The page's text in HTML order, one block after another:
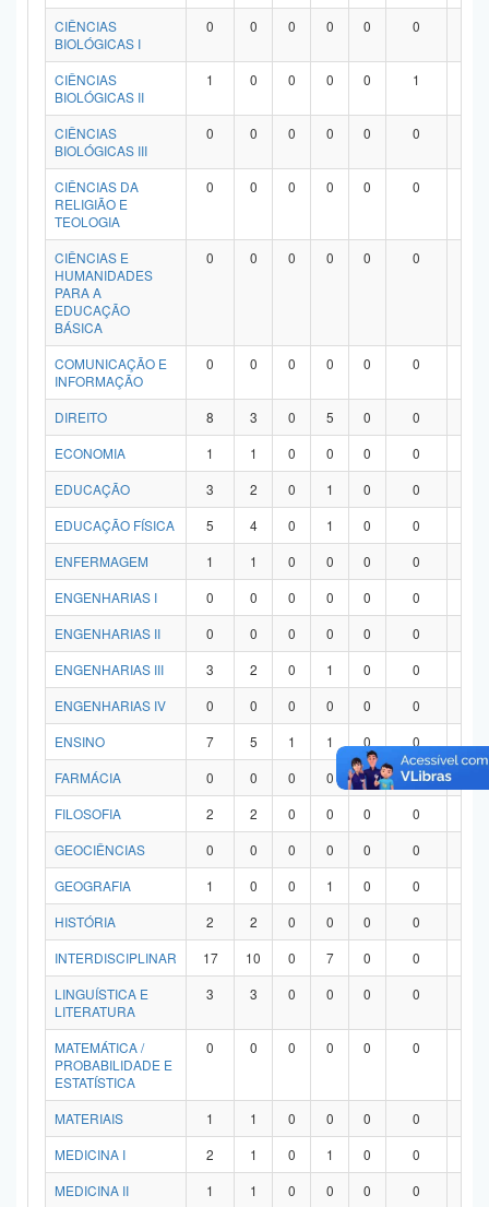
CIÊNCIAS
BIOLÓGICAS I
0 0 0 0 0 0
CIÊNCIAS
BIOLÓGICAS II
1 0 0 0 0 1
CIÊNCIAS
BIOLÓGICAS III
0 0 0 0 0 0
CIÊNCIAS DA
RELIGIÃO E
TEOLOGIA
0 0 0 0 0 0
CIÊNCIAS E
HUMANIDADES
PARA A
EDUCAÇÃO
BÁSICA
0 0 0 0 0 0
COMUNICAÇÃO E
INFORMAÇÃO
0 0 0 0 0 0
DIREITO 8 3 0 5 0 0
ECONOMIA
1 1 0 0 0 0
EDUCAÇÃO
3 2 0 1 0 0
EDUCAÇÃO FÍSICA
5 4 0 1 0 0
ENFERMAGEM
1 1 0 0 0 0
ENGENHARIAS I
0 0 0 0 0 0
ENGENHARIAS II
0 0 0 0 0 0
ENGENHARIAS III
3 2 0 1 0 0
ENGENHARIAS IV
0 0 0 0 0 0
ENSINO
7 5 1 1 0 0
FARMÁCIA
0 0 0 0 0 0
FILOSOFIA
2 2 0 0 0 0
GEOCIÊNCIAS
0 0 0 0 0 0
GEOGRAFIA
1 0 0 1 0 0
HISTÓRIA
2 2 0 0 0 0
INTERDISCIPLINAR
17 10 0 7 0 0
LINGUÍSTICA E
LITERATURA
3 3 0 0 0 0
MATEMÁTICA /
PROBABILIDADE E
ESTATÍSTICA
0 0 0 0 0 0
MATERIAIS 1 1 0 0 0 0
MEDICINA I
2 1 0 1 0 0
MEDICINA II
1 1 0 0 0 0